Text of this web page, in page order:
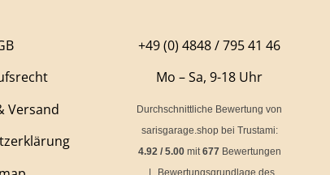
Versand
+49 (0) 4848 / 795 41 46
Mo – Sa, 9-18 Uhr
Durchschnittliche Bewertung von
sarisgarage.shop bei Trustami:
4.92/ 5.00mit677 Bewertungen
|
Bewertungsgrundlage des